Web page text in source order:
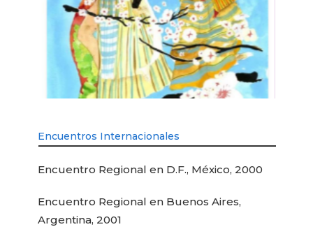
Encuentros Internacionales
Encuentro Regional en D.F., México, 2000
Encuentro Regional en Buenos Aires,
Argentina, 2001